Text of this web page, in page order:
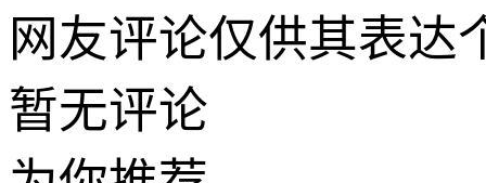
网友评论仅供其表达
暂无评论